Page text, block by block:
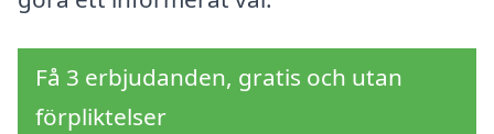
Få 3 erbjudanden, gratis och utan
förpliktelser